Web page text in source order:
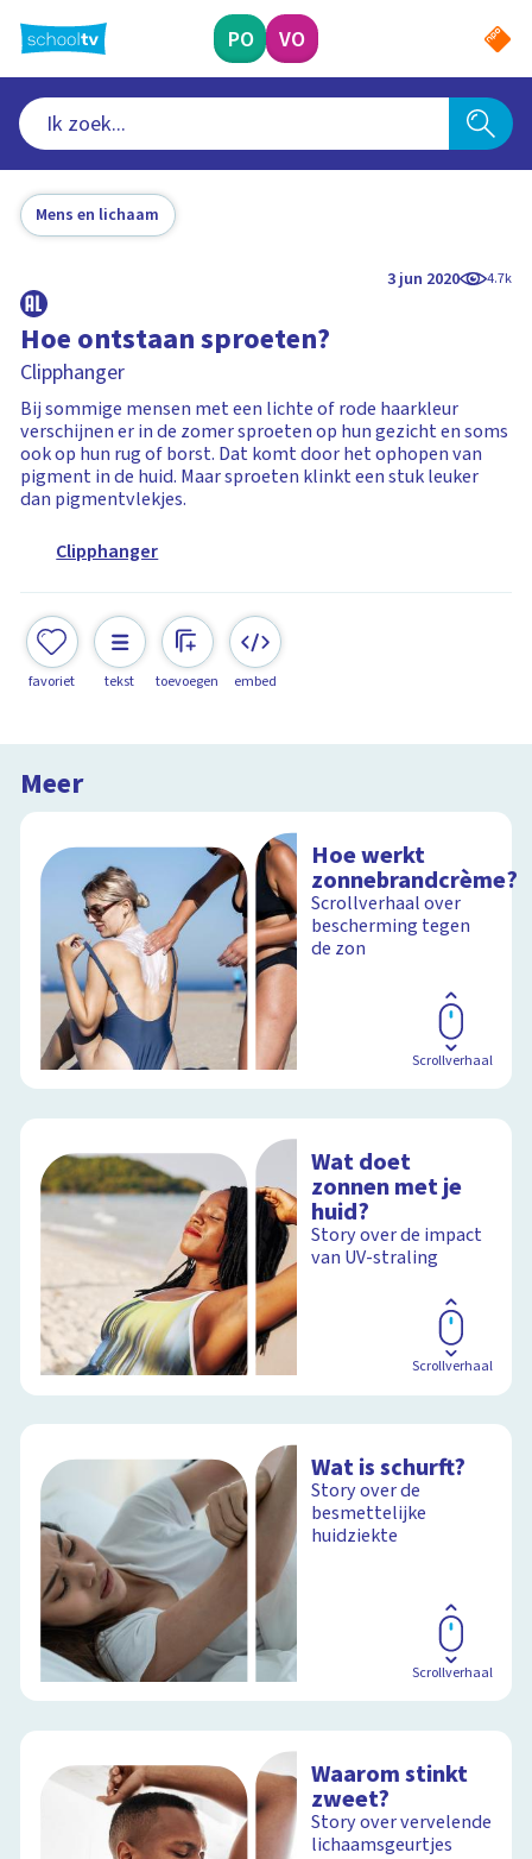
naar
hoofdinhoud
PO VO
Mens en lichaam
3 jun 2020 4.7k
Hoe ontstaan sproeten?
Clipphanger
Bij sommige mensen met een lichte of rode haarkleur
verschijnen er in de zomer sproeten op hun gezicht en soms
ook op hun rug of borst. Dat komt door het ophopen van
pigment in de huid. Maar sproeten klinkt een stuk leuker
dan pigmentvlekjes.
Clipphanger
favoriet tekst toevoegen embed
Meer
Hoe werkt
zonnebrandcrème?
Scrollverhaal over
bescherming tegen
de zon
Scrollverhaal
Wat doet
zonnen met je
huid?
Story over de impact
van UV-straling
Scrollverhaal
Wat is schurft?
Story over de
besmettelijke
huidziekte
Scrollverhaal
Waarom stinkt
zweet?
Story over vervelende
lichaamsgeurtjes